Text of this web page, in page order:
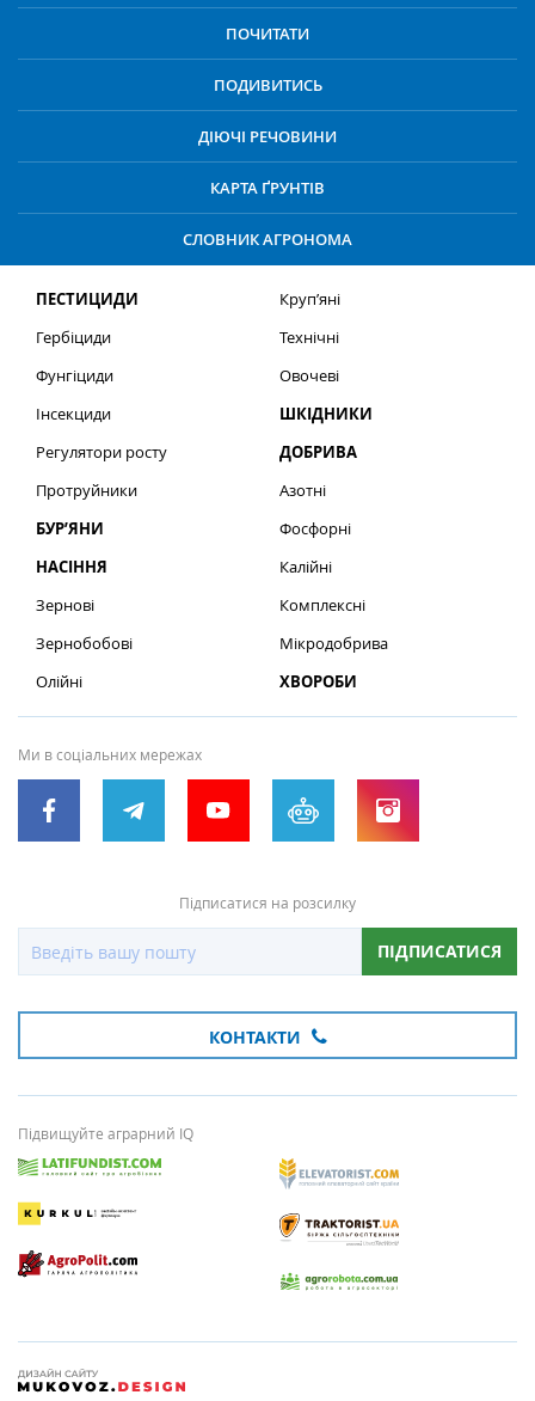
ПОЧИТАТИ
ПОДИВИТИСЬ
ДІЮЧІ РЕЧОВИНИ
КАРТА ҐРУНТІВ
СЛОВНИК АГРОНОМА
ПЕСТИЦИДИ
Гербіциди
Фунгіциди
Інсекциди
Регулятори росту
Протруйники
БУР’ЯНИ
НАСІННЯ
Зернові
Зернобобові
Олійні
Круп’яні
Технічні
Овочеві
ШКІДНИКИ
ДОБРИВА
Азотні
Фосфорні
Калійні
Комплексні
Мікродобрива
ХВОРОБИ
Ми в соціальних мережах
Підписатися на розсилку
ПІДПИСАТИСЯ
КОНТАКТИ
Підвищуйте аграрний IQ